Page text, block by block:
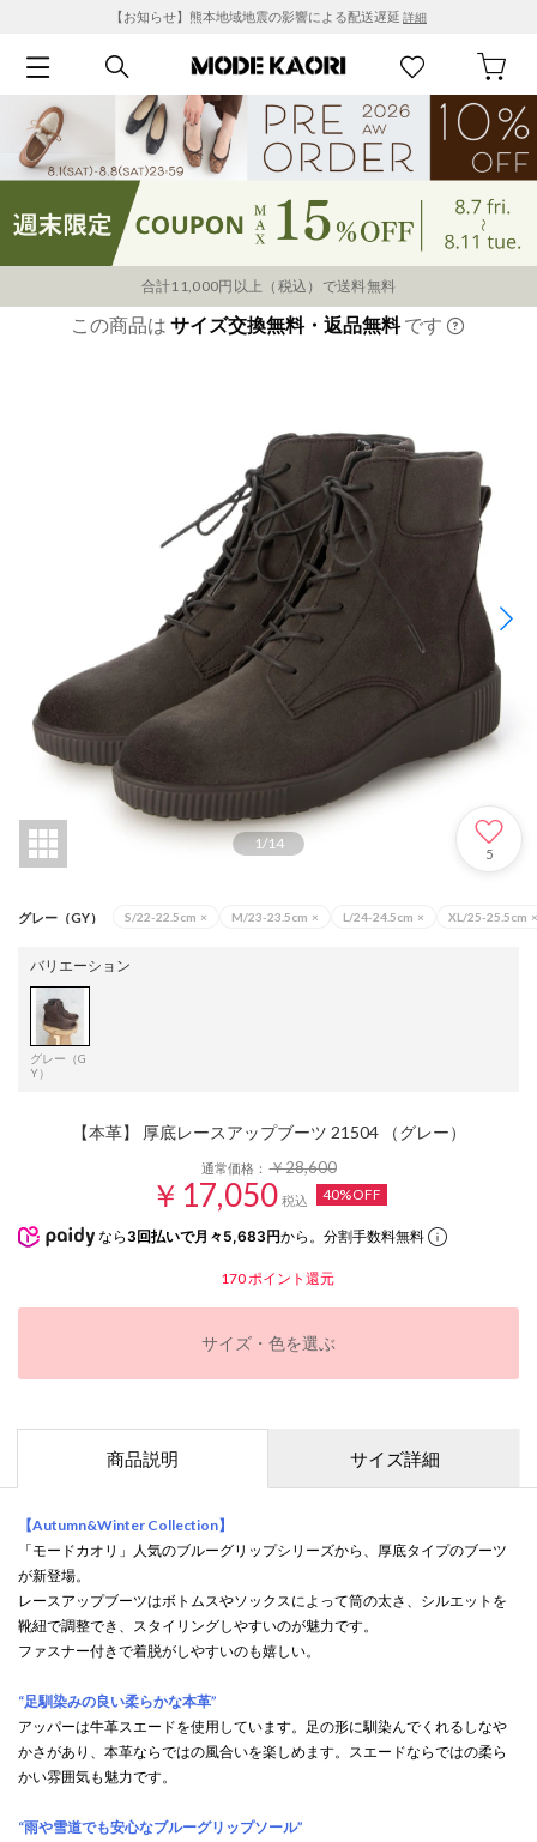
【お知らせ】熊本地域地震の影響による配送遅延 詳細
合計11,000円以上（税込）で送料無料
この商品は サイズ交換無料・返品無料です
1/14
5
グレー（GY） S/22-22.5cm × M/23-23.5cm × L/24-24.5cm × XL/25-25.5cm ×
バリエーション
グレー（G
Y）
【本革】 厚底レースアップブーツ 21504 （グレー）
通常価格：￥28,600
￥17,050 税込 40%OFF
なら 3回払いで月々5,683円から。分割手数料無料
170ポイント還元
サイズ・色を選ぶ
商品説明 サイズ詳細
【Autumn&Winter Collection】
「モードカオリ」人気のブルーグリップシリーズから、厚底タイプのブーツ
が新登場。
レースアップブーツはボトムスやソックスによって筒の太さ、シルエットを
靴紐で調整でき、スタイリングしやすいのが魅力です。
ファスナー付きで着脱がしやすいのも嬉しい。
“足馴染みの良い柔らかな本革”
アッパーは牛革スエードを使用しています。足の形に馴染んでくれるしなや
かさがあり、本革ならではの風合いを楽しめます。スエードならではの柔ら
かい雰囲気も魅力です。
“雨や雪道でも安心なブルーグリップソール”